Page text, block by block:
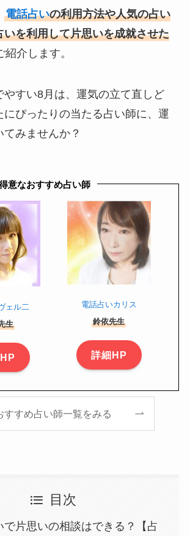
電話占いの利用方法や人気の占い
いを利用して片思いを成就させた
紹介します。
やすい8月は、運気の立て直しど
にぴったりの当たる占い師に、運
みませんか？
意なおすすめ占い師
ェル二
生
電話占いカリス
鈴依先生
詳細HP
すすめ占い師一覧をみる
目次
で片思いの相談はできる？【占